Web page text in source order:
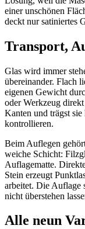
einer unschönen
deckt nur satiniertes
Transport,
Glas wird immer
übereinander. Flach
eigenen Gewicht
oder Werkzeug
Kanten und trägst sie
kontrollieren.
Beim Auflegen
weiche Schicht:
Auflagematte.
Stein erzeugt
arbeitet. Die Auflage
nicht überstehen
Alle neun